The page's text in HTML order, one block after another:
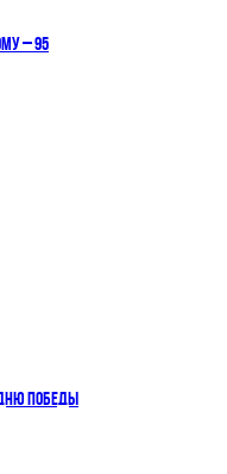
– 95
ПОБЕДЫ